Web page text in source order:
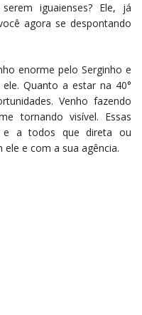
iguaienses? Ele, já
agora se despontando
enorme pelo Serginho e
Quanto a estar na 40°
Venho fazendo
tornando visível. Essas
e a todos que direta ou
e com a sua agência.